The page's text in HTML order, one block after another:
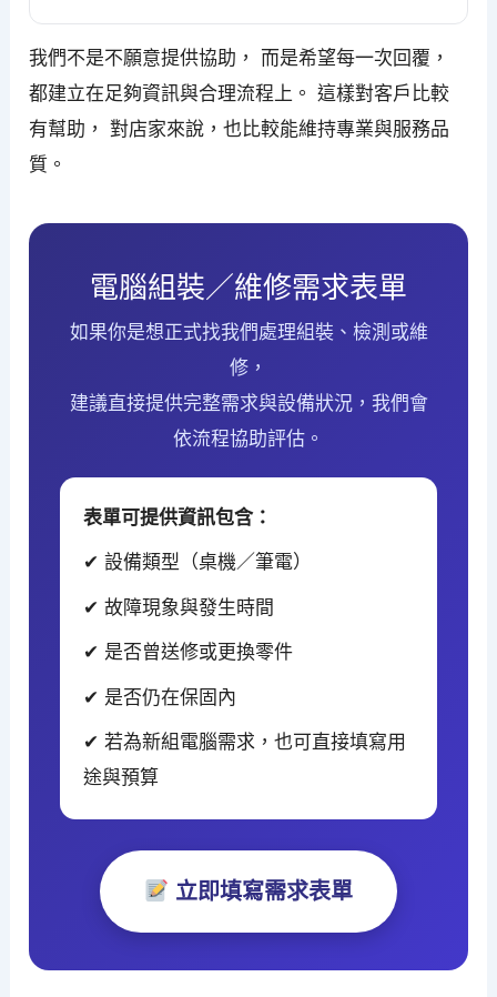
我們不是不願意提供協助， 而是希望每一次回覆，
都建立在足夠資訊與合理流程上。 這樣對客戶比較
有幫助， 對店家來說，也比較能維持專業與服務品
質。
電腦組裝／維修需求表單
如果你是想正式找我們處理組裝、檢測或維
修，
建議直接提供完整需求與設備狀況，我們會
依流程協助評估。
表單可提供資訊包含：
✔ 設備類型（桌機／筆電）
✔ 故障現象與發生時間
✔ 是否曾送修或更換零件
✔ 是否仍在保固內
✔ 若為新組電腦需求，也可直接填寫用
途與預算
立即填寫需求表單